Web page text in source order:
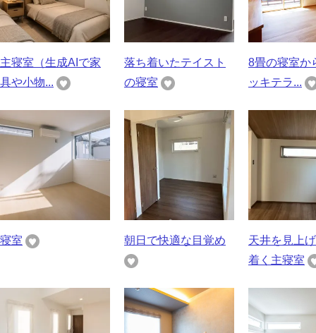
主寝室（生成AIで家
具や小物...
落ち着いたテイスト
の寝室
8畳の寝室か
ッキテラ...
寝室 朝日で快適な目覚め
天井を見上
着く主寝室